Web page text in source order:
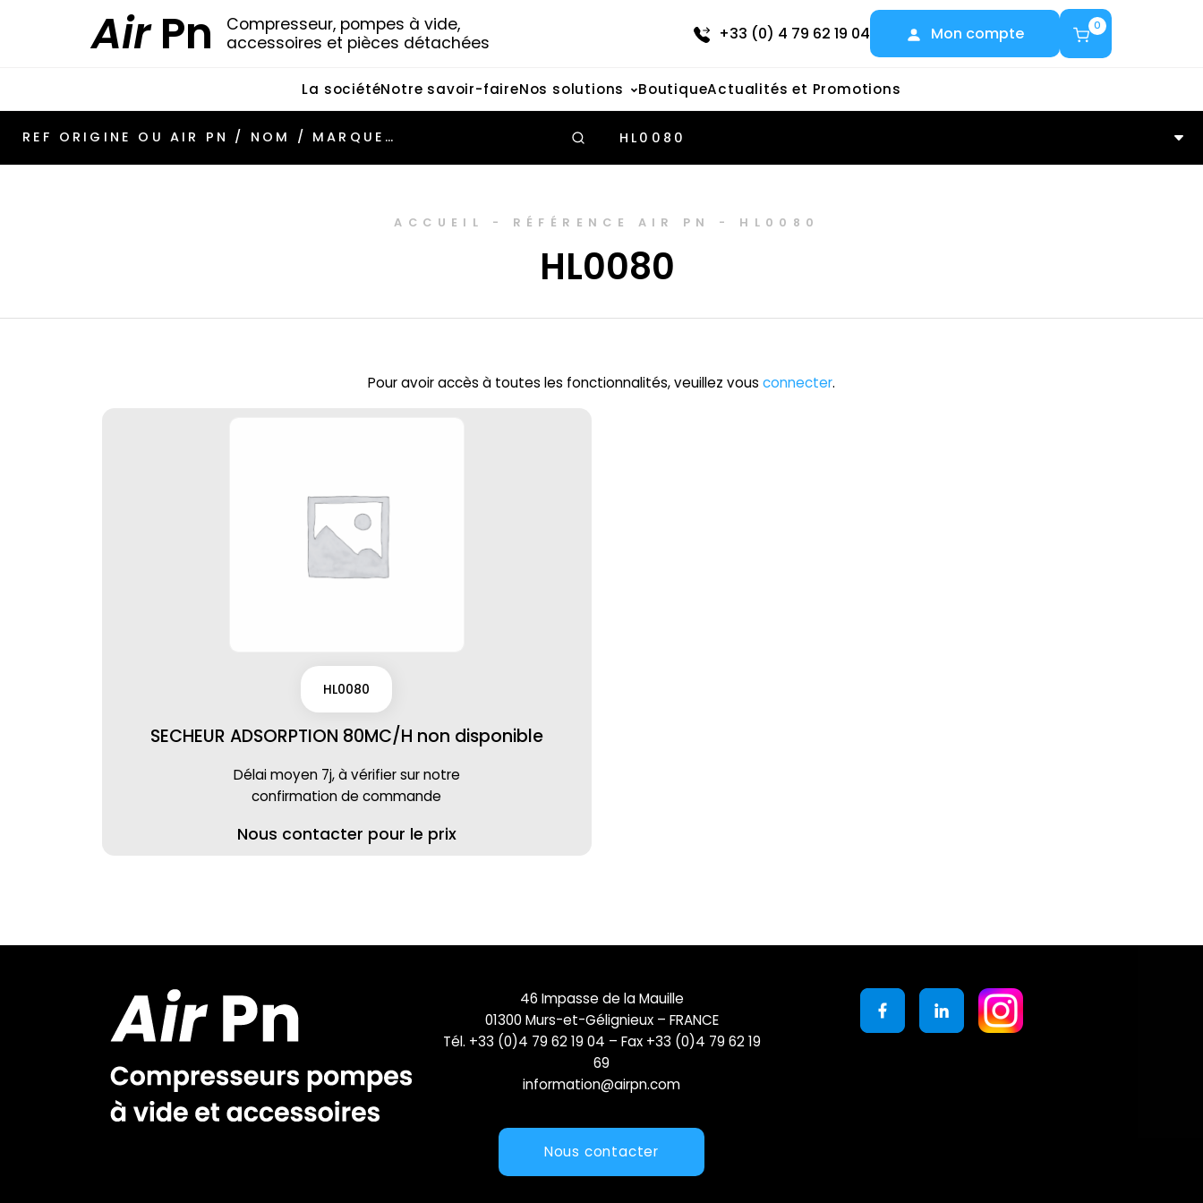
AirPn
Compresseur, pompes à vide,
accessoires et pièces détachées
+33 (0) 4 79 62 19 04 Mon compte 0
La sociétéNotre savoir-faireNos solutions BoutiqueActualités et Promotions
HL0080
ACCUEIL - RÉFÉRENCE AIR PN - HL0080
HL0080
Pour avoir accès à toutes les fonctionnalités, veuillez vous connecter.
HL0080
SECHEUR ADSORPTION 80MC/H non disponible
Délai moyen 7j, à vérifier sur notre
confirmation de commande
Nous contacter pour le prix
46 Impasse de la Mauille
01300 Murs-et-Gélignieux – FRANCE
Tél. +33 (0)4 79 62 19 04 – Fax +33 (0)4 79 62 19
69
information@airpn.com
Nous contacter